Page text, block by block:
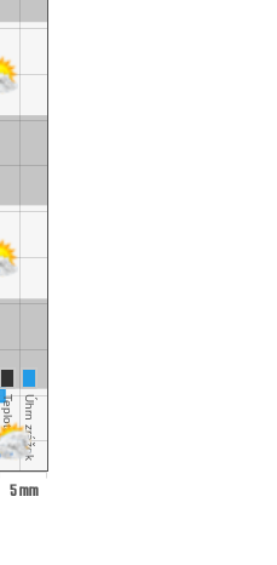
5 mm
Úhrn zrážok
Teplota